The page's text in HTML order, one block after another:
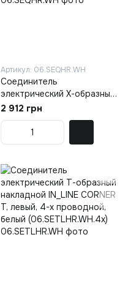
Артикул: 06.SEQHR.WH
Соединитель
электрический Х-образный
накладной IN_LINE CORNER
X, 4-x проводной, белый
(06.SEQHR.WH.4x)
2 912 грн